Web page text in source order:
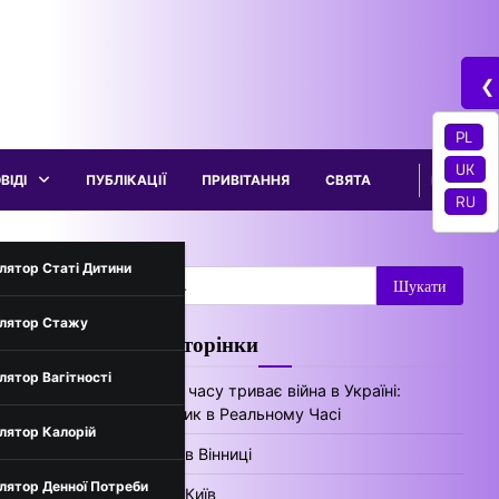
Статі Дитини
Стажу
Вагітності
Калорій
Денної Потреби
України
ПУБЛІКАЦІЇ ПРИВІТАННЯ СВЯТА
Пошук:
Цікаві сторінки
Скільки часу триває війна в Україні:
Лічильник в Реальному Часі
Погода в Вінниці
Погода Київ
❮
PL
UK
RU